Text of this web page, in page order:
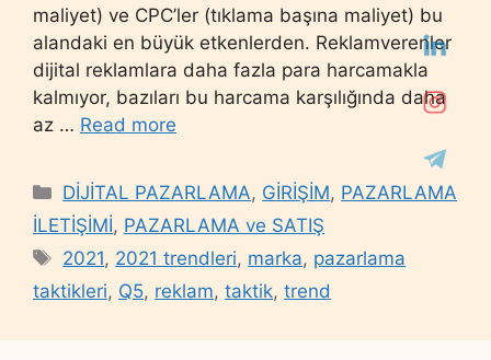
maliyet) ve CPC’ler (tıklama başına maliyet) bu
alandaki en büyük etkenlerden. Reklamverenler
dijital reklamlara daha fazla para harcamakla
kalmıyor, bazıları bu harcama karşılığında daha
az … Read more
Categories
DİJİTAL PAZARLAMA, GİRİŞİM, PAZARLAMA
İLETİŞİMİ, PAZARLAMA ve SATIŞ
Tags
2021, 2021 trendleri, marka, pazarlama
taktikleri, Q5, reklam, taktik, trend